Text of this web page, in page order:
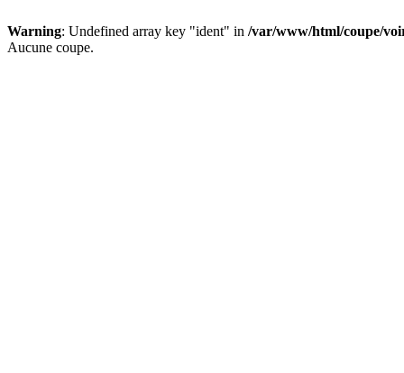
Warning: Undefined array key "ident" in /var/www/html/coupe/
Aucune coupe.